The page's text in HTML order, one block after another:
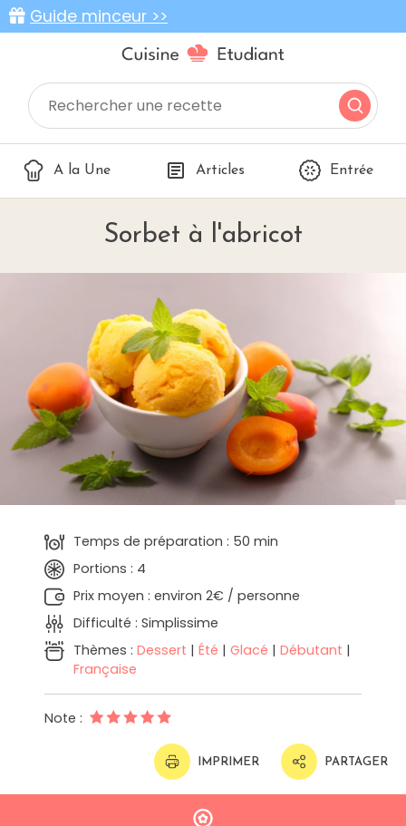
Guide minceur >>
A la Une Articles Entrée
Sorbet à l'abricot
Temps de préparation : 50 min
Portions : 4
Prix moyen : environ 2€ / personne
Difficulté : Simplissime
Thèmes : Dessert | Été | Glacé | Débutant |
Française
Note :
IMPRIMER PARTAGER